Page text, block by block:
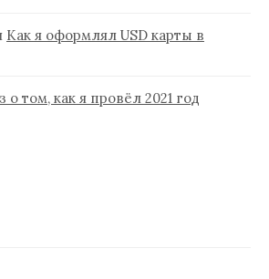
Как я оформлял USD карты в
о том, как я провёл 2021 год